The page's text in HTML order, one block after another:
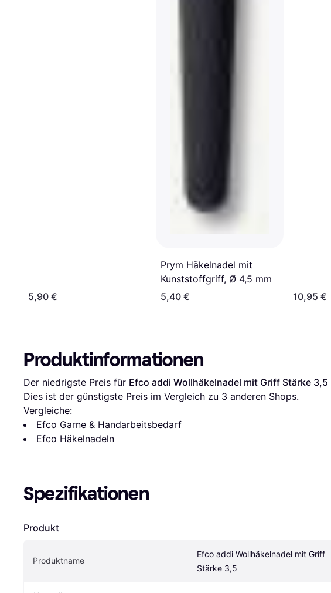
5,90 €
Prym Häkelnadel mit
Kunststoffgriff, Ø 4,5 mm
5,40 €
10,95 €
Produktinformationen
Der niedrigste Preis für Efco addi Wollhäkelnadel mit Griff Stärke 3,5
Dies ist der günstigste Preis im Vergleich zu 3 anderen Shops.
Vergleiche:
Efco Garne & Handarbeitsbedarf
Efco Häkelnadeln
Spezifikationen
Produkt
Produktname
Efco addi Wollhäkelnadel mit Griff
Stärke 3,5